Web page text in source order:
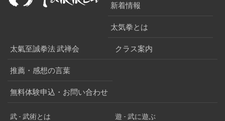
新着情報
太気拳とは
太氣至誠拳法 武禅会 クラス案内
推薦・感想の言葉
無料体験申込・お問い合わせ
武 - 武術とは 遊 - 武に遊ぶ